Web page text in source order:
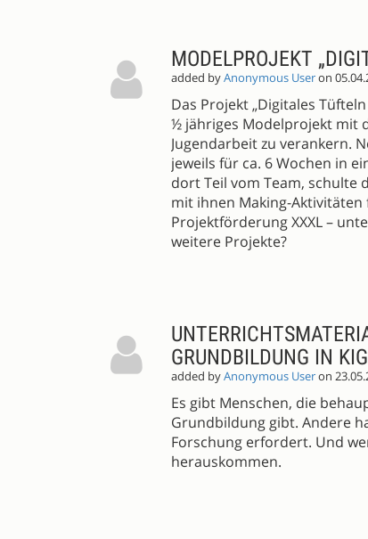
MODELPROJEKT
added byAnonymous Useron
Das Projekt „Digitales
½ jähriges Modelprojekt mit
Jugendarbeit zu verankern.
jeweils für ca. 6 Wochen in
dort Teil vom Team, schulte
mit ihnen Making-
Projektförderung XXXL –
weitere Projekte?
GRUNDBILDUNG IN
added byAnonymous Useron
Es gibt Menschen, die
Grundbildung gibt. Andere
Forschung erfordert. Und
herauskommen.